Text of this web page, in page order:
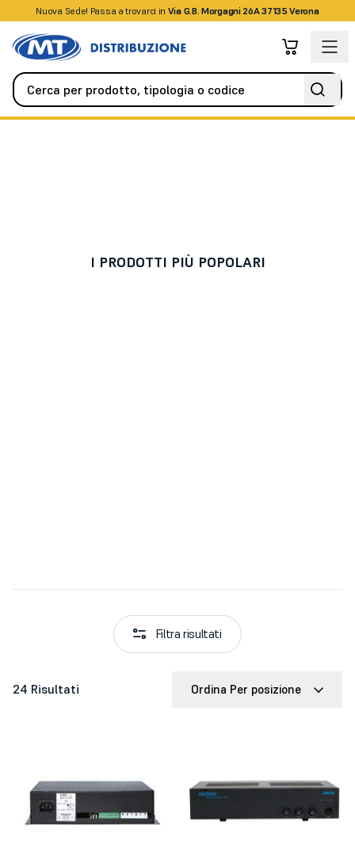
Nuova Sede! Passa a trovarci in Via G.B. Morgagni 26A 37135 Verona
+39045509826
I PRODOTTI PIÙ POPOLARI
Filtra risultati
24 Risultati Ordina Per posizione